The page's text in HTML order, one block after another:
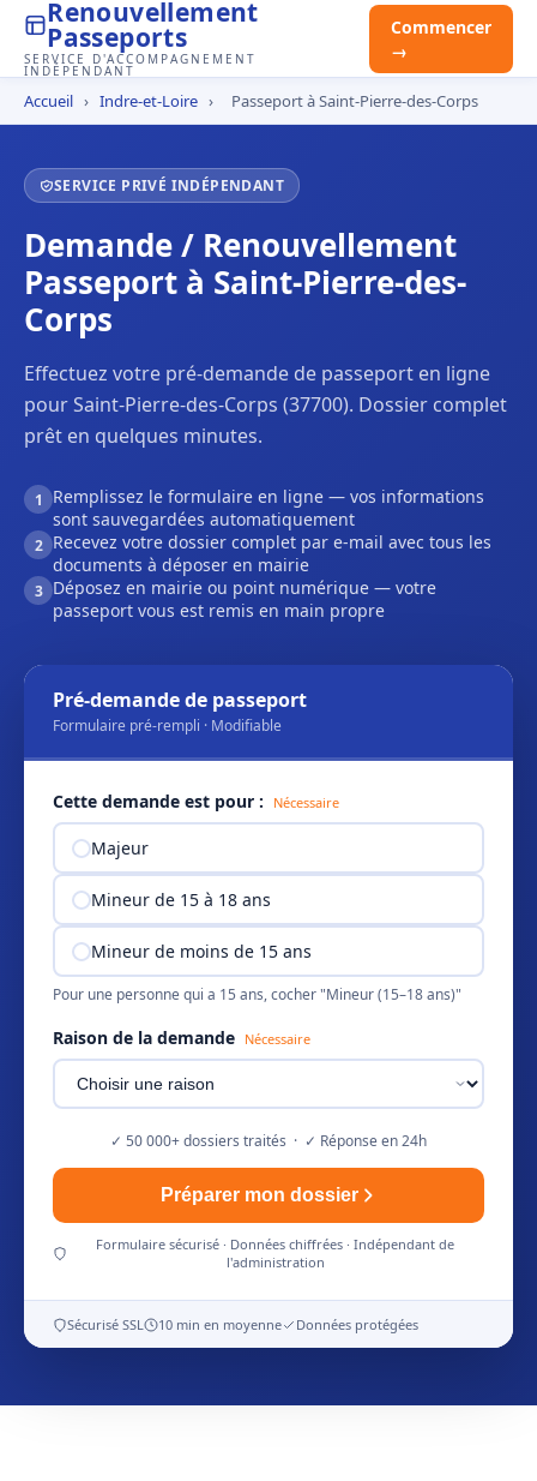
Renouvellement
Passeports
SERVICE D'ACCOMPAGNEMENT
INDÉPENDANT
Commencer
→
Accueil › Indre-et-Loire › Passeport à Saint-Pierre-des-Corps
SERVICE PRIVÉ INDÉPENDANT
Demande / Renouvellement
Passeport à Saint-Pierre-des-
Corps
Effectuez votre pré-demande de passeport en ligne
pour Saint-Pierre-des-Corps (37700). Dossier complet
prêt en quelques minutes.
1
Remplissez le formulaire en ligne — vos informations
sont sauvegardées automatiquement
2 Recevez votre dossier complet par e-mail avec tous les
documents à déposer en mairie
3 Déposez en mairie ou point numérique — votre
passeport vous est remis en main propre
Pré-demande de passeport
Formulaire pré-rempli · Modifiable
Cette demande est pour : Nécessaire
Majeur
Mineur de 15 à 18 ans
Mineur de moins de 15 ans
Pour une personne qui a 15 ans, cocher "Mineur (15–18 ans)"
Raison de la demande Nécessaire
✓ 50 000+ dossiers traités · ✓ Réponse en 24h
Préparer mon dossier
Formulaire sécurisé · Données chiffrées · Indépendant de
l'administration
Sécurisé SSL 10 min en moyenne Données protégées